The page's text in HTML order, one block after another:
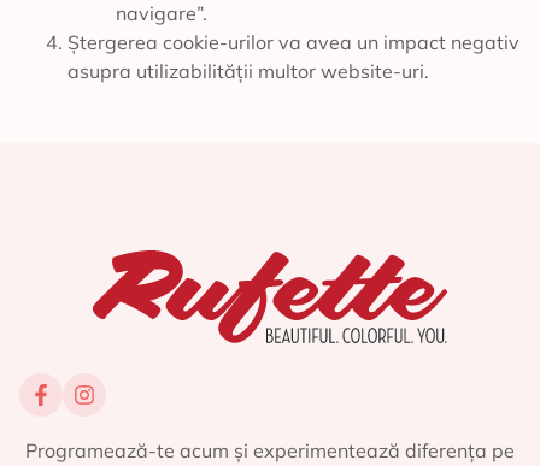
navigare”.
Ștergerea cookie-urilor va avea un impact negativ
asupra utilizabilității multor website-uri.
Programează-te acum și experimentează diferența pe